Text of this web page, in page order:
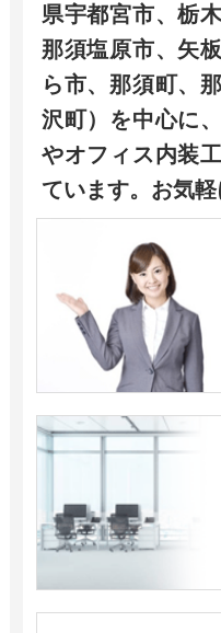
県宇都宮市、栃
那須塩原市、矢
ら市、那須町、
沢町）を中心に
やオフィス内装
ています。お気軽